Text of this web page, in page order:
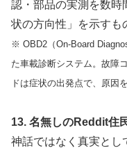
認・部品の実測を数時
状の方向性」を示すも
※ OBD2（On-Board
た車載診断システム。故障
ドは症状の出発点で、原因
13. 名無しのReddit住
神話ではなく真実とし